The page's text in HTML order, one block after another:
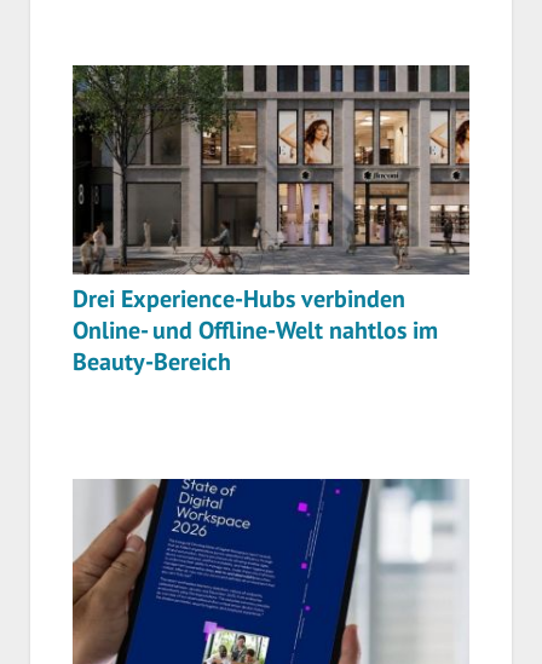
Drei Experience-Hubs verbinden
Online- und Offline-Welt nahtlos im
Beauty-Bereich